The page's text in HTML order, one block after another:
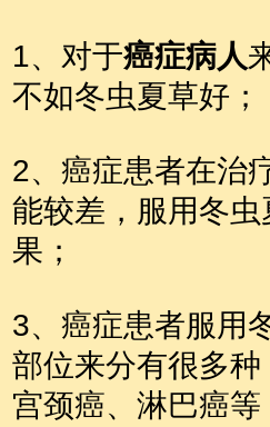
1、对于癌症病人
不如冬虫夏草好；
2、癌症患者在治
能较差，服用冬
果；
3、癌症患者服用
部位来分有很多
宫颈癌、淋巴癌